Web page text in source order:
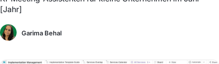
[Jahr]
Garima Behal